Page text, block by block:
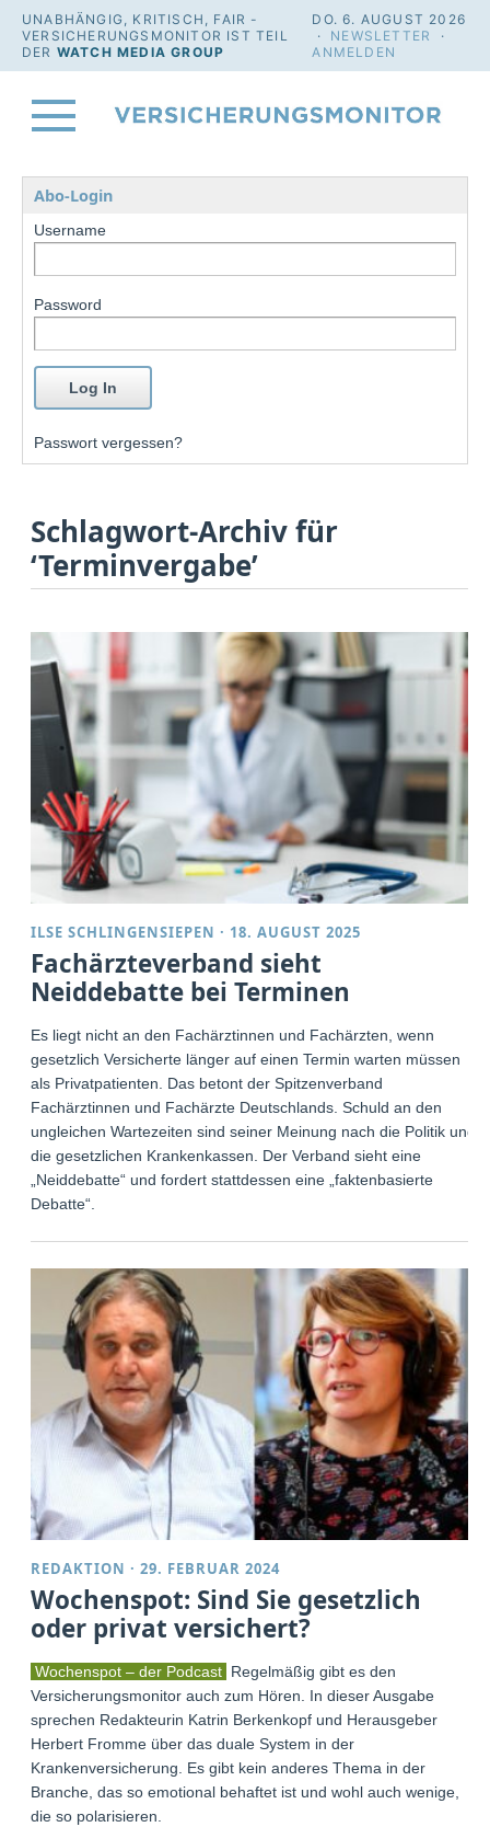
UNABHÄNGIG, KRITISCH, FAIR -
VERSICHERUNGSMONITOR IST TEIL
DER WATCH MEDIA GROUP
DO. 6. AUGUST 2026
· NEWSLETTER
·
ANMELDEN
Abo-Login
Username
Password
Passwort vergessen?
Schlagwort-Archiv für
‘Terminvergabe’
ILSE SCHLINGENSIEPEN · 18. AUGUST 2025
Fachärzteverband sieht
Neiddebatte bei Terminen
Es liegt nicht an den Fachärztinnen und Fachärzten, wenn
gesetzlich Versicherte länger auf einen Termin warten müssen
als Privatpatienten. Das betont der Spitzenverband
Fachärztinnen und Fachärzte Deutschlands. Schuld an den
ungleichen Wartezeiten sind seiner Meinung nach die Politik und
die gesetzlichen Krankenkassen. Der Verband sieht eine
„Neiddebatte“ und fordert stattdessen eine „faktenbasierte
Debatte“.
REDAKTION ·29. FEBRUAR 2024
Wochenspot: Sind Sie gesetzlich
oder privat versichert?
Wochenspot – der Podcast Regelmäßig gibt es den
Versicherungsmonitor auch zum Hören. In dieser Ausgabe
sprechen Redakteurin Katrin Berkenkopf und Herausgeber
Herbert Fromme über das duale System in der
Krankenversicherung. Es gibt kein anderes Thema in der
Branche, das so emotional behaftet ist und wohl auch wenige,
die so polarisieren.